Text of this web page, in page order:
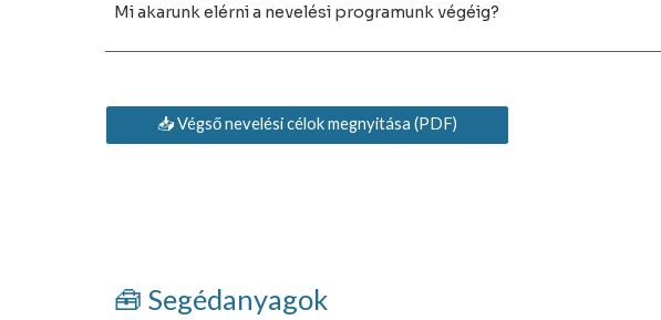
Mi akarunk elérni a nevelési programunk végéig?
📥 Végső nevelési célok megnyitása (PDF)
🧰 Segédanyagok